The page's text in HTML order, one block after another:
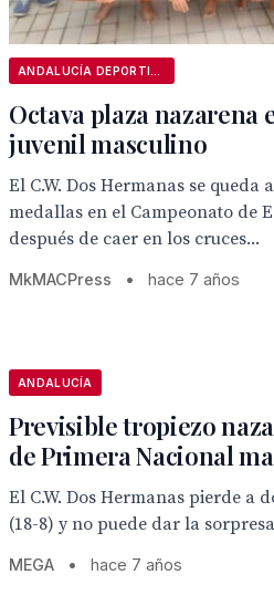
Octava plaza nazarena
juvenil masculino
El C.W. Dos Hermanas se queda
medallas en el Campeonato de
después de caer en los cruces...
MkMACPress • hace 7 años
ANDALUCÍA
Previsible tropiezo
de Primera Nacional
El C.W. Dos Hermanas pierde a
(18-8) y no puede dar la
MEGA • hace 7 años